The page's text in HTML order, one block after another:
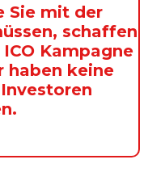
Sie mit der
schaffen
ICO Kampagne
haben keine